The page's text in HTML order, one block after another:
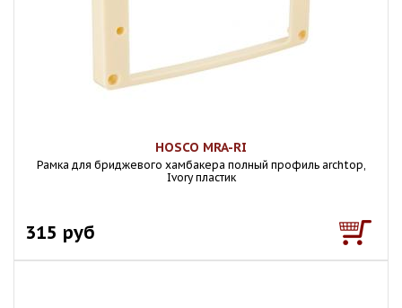
HOSCO MRA-RI
Рамка для бриджевого хамбакера полный профиль archtop,
Ivory пластик
315 руб